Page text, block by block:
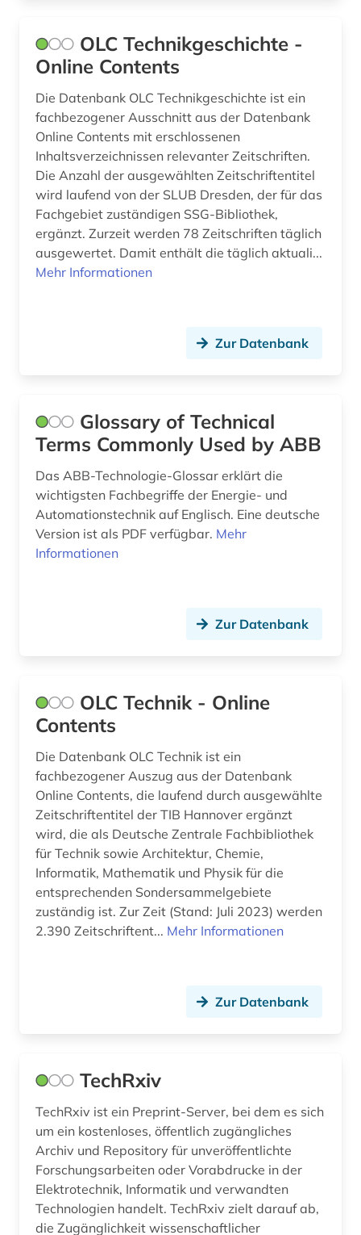
OLC Technikgeschichte -
Online Contents
Die Datenbank OLC Technikgeschichte ist ein
fachbezogener Ausschnitt aus der Datenbank
Online Contents mit erschlossenen
Inhaltsverzeichnissen relevanter Zeitschriften.
Die Anzahl der ausgewählten Zeitschriftentitel
wird laufend von der SLUB Dresden, der für das
Fachgebiet zuständigen SSG-Bibliothek,
ergänzt. Zurzeit werden 78 Zeitschriften täglich
ausgewertet. Damit enthält die täglich aktuali...
Mehr Informationen
Zur Datenbank
Glossary of Technical
Terms Commonly Used by ABB
Das ABB-Technologie-Glossar erklärt die
wichtigsten Fachbegriffe der Energie- und
Automationstechnik auf Englisch. Eine deutsche
Version ist als PDF verfügbar. Mehr
Informationen
Zur Datenbank
OLC Technik - Online
Contents
Die Datenbank OLC Technik ist ein
fachbezogener Auszug aus der Datenbank
Online Contents, die laufend durch ausgewählte
Zeitschriftentitel der TIB Hannover ergänzt
wird, die als Deutsche Zentrale Fachbibliothek
für Technik sowie Architektur, Chemie,
Informatik, Mathematik und Physik für die
entsprechenden Sondersammelgebiete
zuständig ist. Zur Zeit (Stand: Juli 2023) werden
2.390 Zeitschriftent... Mehr Informationen
Zur Datenbank
TechRxiv
TechRxiv ist ein Preprint-Server, bei dem es sich
um ein kostenloses, öffentlich zugängliches
Archiv und Repository für unveröffentlichte
Forschungsarbeiten oder Vorabdrucke in der
Elektrotechnik, Informatik und verwandten
Technologien handelt. TechRxiv zielt darauf ab,
die Zugänglichkeit wissenschaftlicher